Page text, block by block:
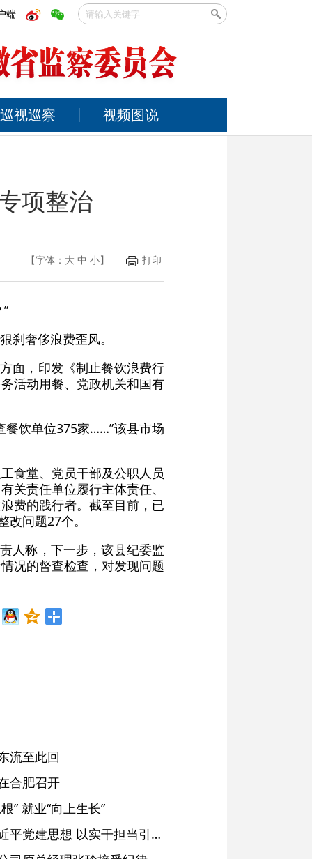
端
巡视巡察 视频图说
项整治
【字体： 大 中 小】 打印
刹奢侈浪费歪风。
面，印发《制止餐饮浪费行
活动用餐、党政机关和国有
餐饮单位375家……”该县市场
食堂、党员干部及公职人员
关责任单位履行主体责任、
费的践行者。截至目前，已
问题27个。
人称，下一步，该县纪委监
况的督查检查，对发现问题
流至此回
合肥召开
” 就业“向上生长”
铜陵：深入学习贯彻习近平党建思想 以实干担当引领纪检监察工作高质量发展